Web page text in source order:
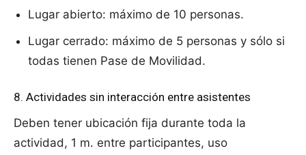
Lugar abierto: máximo de 10 personas.
Lugar cerrado: máximo de 5 personas y sólo si
todas tienen Pase de Movilidad.
8. Actividades sin interacción entre asistentes
Deben tener ubicación fija durante toda la
actividad, 1 m. entre participantes, uso